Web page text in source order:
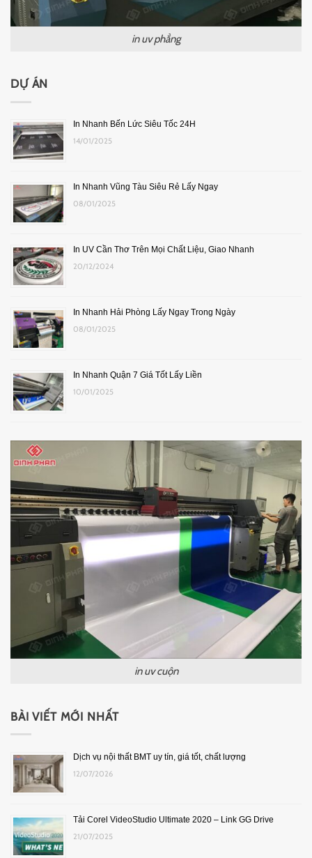
in uv phẳng
DỰ ÁN
In Nhanh Bến Lức Siêu Tốc 24H
14/01/2025
In Nhanh Vũng Tàu Siêu Rẻ Lấy Ngay
08/01/2025
In UV Cần Thơ Trên Mọi Chất Liệu, Giao Nhanh
20/12/2024
In Nhanh Hải Phòng Lấy Ngay Trong Ngày
08/01/2025
In Nhanh Quận 7 Giá Tốt Lấy Liền
10/01/2025
in uv cuộn
BÀI VIẾT MỚI NHẤT
Dịch vụ nội thất BMT uy tín, giá tốt, chất lượng
12/07/2026
Tải Corel VideoStudio Ultimate 2020 – Link GG Drive
21/07/2025